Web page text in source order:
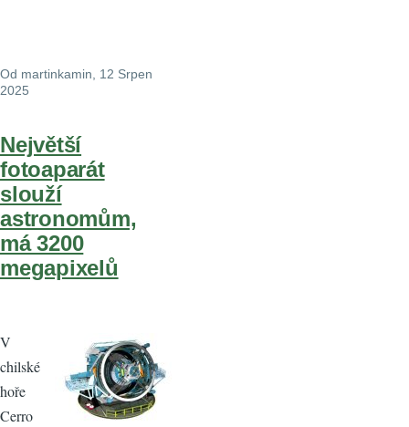
Od martinkamin , 12 Srpen
2025
Největší
fotoaparát
slouží
astronomům,
má 3200
megapixelů
V
chilské
hoře
Cerro